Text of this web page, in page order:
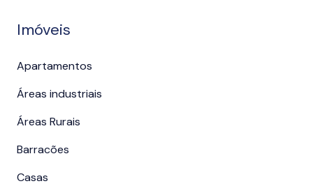
Imóveis
Apartamentos
Áreas industriais
Áreas Rurais
Barracões
Casas